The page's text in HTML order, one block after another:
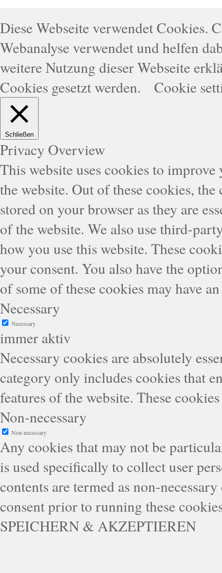
Diese Webseite verwendet Cookies.
Webanalyse verwendet und helfen
weitere Nutzung dieser Webseite
Cookies gesetzt werden.
Cookie
Schließen
Privacy Overview
This website uses cookies to
the website. Out of these cookies,
stored on your browser as they are
of the website. We also use third-
how you use this website. These
your consent. You also have the
of some of these cookies may have
Necessary
Necessary
immer aktiv
Necessary cookies are absolutely
category only includes cookies that
features of the website. These
Non-necessary
Non-necessary
Any cookies that may not be
is used specifically to collect user
contents are termed as non-
consent prior to running these
SPEICHERN & AKZEPTIEREN